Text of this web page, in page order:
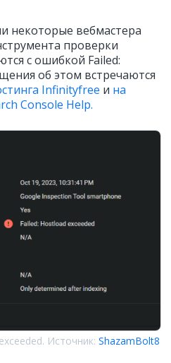
некоторые вебмастера
проверки
с ошибкой Failed:
об этом встречаются
Infinityfree и на
Console Help.
Источник: ShazamBolt8